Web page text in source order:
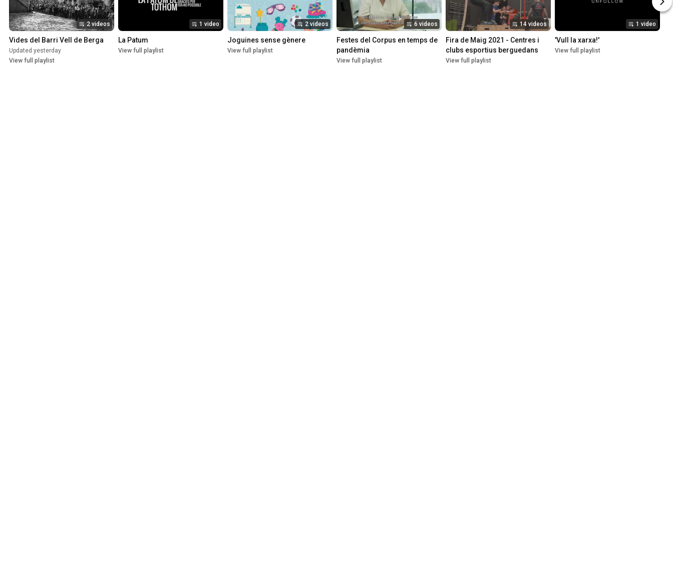
2 videos
Vides del Barri Vell de Berga
Updated yesterday
View full playlist
1 video
La Patum
View full playlist
2 videos
Joguines sense gènere
View full playlist
6 videos
Festes del Corpus en temps de
pandèmia
View full playlist
14 videos
Fira de Maig 2021 - Centres i
clubs esportius berguedans
View full playlist
1 video
'Vull la xarxa!'
View full playlist